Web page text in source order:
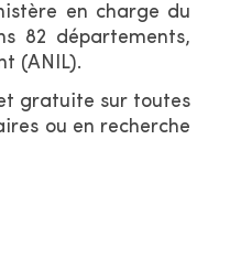
en charge du
82 départements,
(ANIL).
gratuite sur toutes
ou en recherche